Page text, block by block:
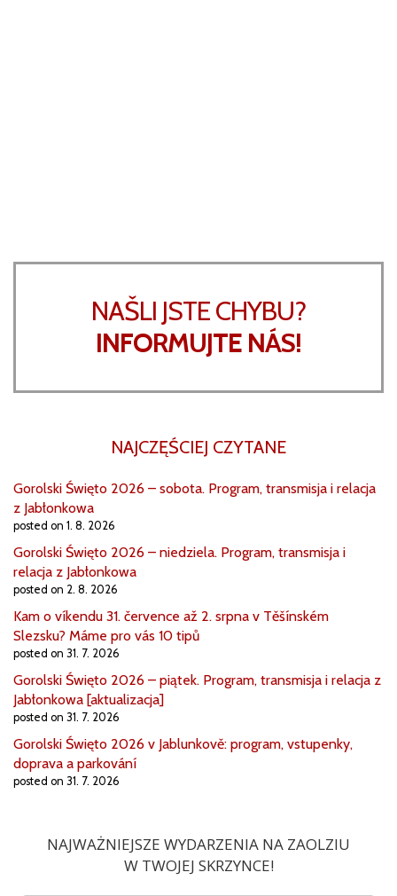
NAŠLI JSTE CHYBU?
INFORMUJTE NÁS!
NAJCZĘŚCIEJ CZYTANE
Gorolski Święto 2026 – sobota. Program, transmisja i relacja
z Jabłonkowa
posted on 1. 8. 2026
Gorolski Święto 2026 – niedziela. Program, transmisja i
relacja z Jabłonkowa
posted on 2. 8. 2026
Kam o víkendu 31. července až 2. srpna v Těšínském
Slezsku? Máme pro vás 10 tipů
posted on 31. 7. 2026
Gorolski Święto 2026 – piątek. Program, transmisja i relacja z
Jabłonkowa [aktualizacja]
posted on 31. 7. 2026
Gorolski Święto 2026 v Jablunkově: program, vstupenky,
doprava a parkování
posted on 31. 7. 2026
NAJWAŻNIEJSZE WYDARZENIA NA ZAOLZIU
W TWOJEJ SKRZYNCE!